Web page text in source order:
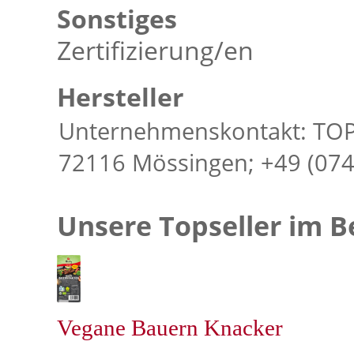
Sonstiges
Zertifizierung/en
Hersteller
Unternehmenskontakt:
72116 Mössingen; +49
Unsere Topseller im
Vegane Bauern Knacker